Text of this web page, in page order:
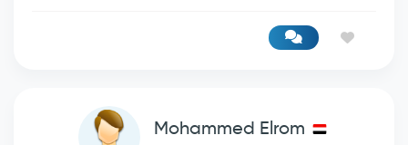
Mohammed Elrom